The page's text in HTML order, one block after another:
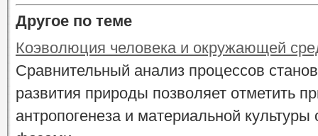
Другое по теме
Коэволюция человека и окружающей
Сравнительный анализ процессов
развития природы позволяет отметить
антропогенеза и материальной